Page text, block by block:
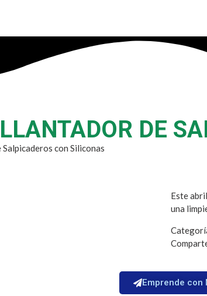
DE
con Siliconas
Este
una
Emprende con